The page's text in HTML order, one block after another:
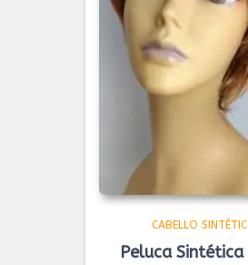
CABELLO
Peluca